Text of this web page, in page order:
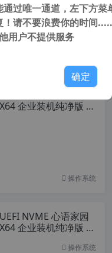
企业装机纯净版 v
操作系统
NVME 心语家园
企业装机纯净版 V
操作系统
过唯一通道，左下方菜
请不要浪费你的时间
用户不提供服务
确定